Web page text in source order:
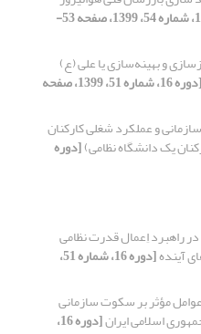
[دوره 16، شماره 54، 1399، صفحه 53-
و بهینه‌سازی یا علی (ع)
[دوره 16، شماره 51، 1399، صفحه
و عملکرد شغلی کارکنان
یک دانشگاه نظامی)[دوره
راهبرد اِعمال قدرت نظامی
آینده [دوره 16، شماره 51،
مؤثر بر سکوت سازمانی
اسلامی ایران [دوره 16،